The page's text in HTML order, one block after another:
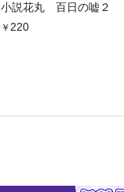
小説花丸 百日の嘘２
220